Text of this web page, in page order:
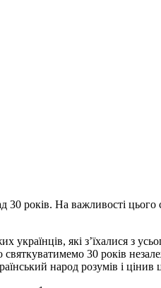
років. На важливості цього
які з’їхалися з
30 років
народ розумів і цінив